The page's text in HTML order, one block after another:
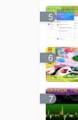
5
6
7